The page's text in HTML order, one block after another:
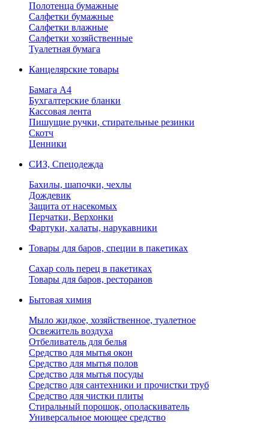
Полотенца бумажные
Салфетки бумажные
Салфетки влажные
Салфетки хозяйственные
Туалетная бумага
Канцелярские товары
Бамага А4
Бухгалтерские бланки
Кассовая лента
Пишущие ручки, стирательные резинки
Скотч
Ценники
СИЗ, Спецодежда
Бахилы, шапочки, чехлы
Дождевик
Защита от насекомых
Перчатки, Верхонки
Фартуки, халаты, нарукавники
Товары для баров, специи в пакетиках
Сахар соль перец в пакетиках
Товары для баров, ресторанов
Бытовая химия
Мыло жидкое, хозяйственное, туалетное
Освежитель воздуха
Отбеливатель для белья
Средство для мытья окон
Средство для мытья полов
Средство для мытья посуды
Средство для сантехники и прочистки труб
Средство для чистки плиты
Стиральный порошок, ополаскиватель
Универсальное моющее средство